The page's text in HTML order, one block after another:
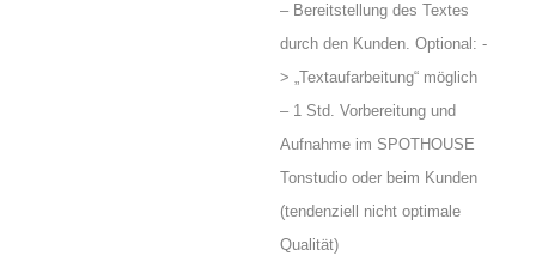
– Bereitstellung des Textes
durch den Kunden. Optional: -
> „Textaufarbeitung“ möglich
– 1 Std. Vorbereitung und
Aufnahme im SPOTHOUSE
Tonstudio oder beim Kunden
(tendenziell nicht optimale
Qualität)